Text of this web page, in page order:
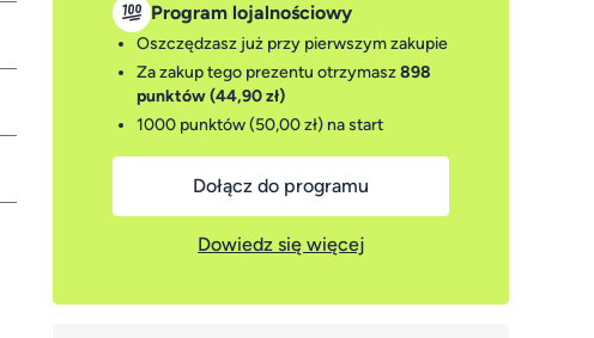
Program lojalnościowy
Oszczędzasz już przy pierwszym zakupie
Za zakup tego prezentu otrzymasz898
punktów (44,90 zł)
1000 punktów (50,00 zł) na start
Dołącz do programu
Dowiedz się więcej